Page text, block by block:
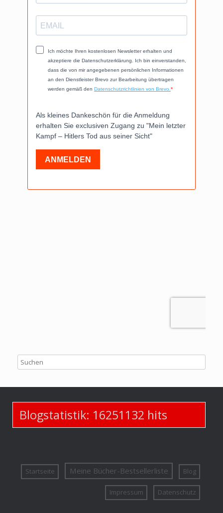
Blogstatistik: 16251132 hits
Startseite Meine Bücher-Bestsellerliste Blog
Impressum Datenschutz